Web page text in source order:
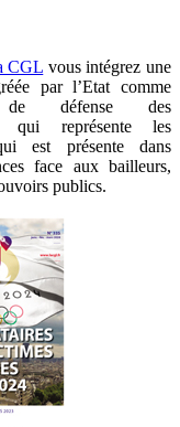
CGL vous intégrez une
par l’Etat comme
de défense des
qui représente les
est présente dans
face aux bailleurs,
publics.